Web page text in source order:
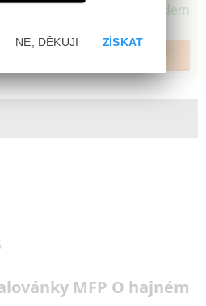
Skladem
MFP O hajném
ZÍSKAT
NE, DĚKUJI